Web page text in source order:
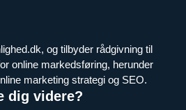
og tilbyder rådgivning til
online markedsføring, herunder
marketing strategi og SEO.
dig videre?